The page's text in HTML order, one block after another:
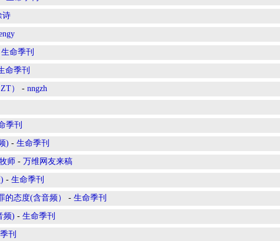
诗
生命季刊
命季刊
） - nngzh
季刊
) - 生命季刊
师 - 万维网友来稿
- 生命季刊
态度(含音频） - 生命季刊
频) - 生命季刊
刊